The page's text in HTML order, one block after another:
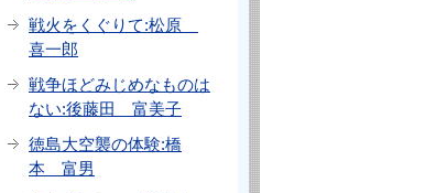
戦火をくぐりて:松原
喜一郎
戦争ほどみじめなものは
ない:後藤田 富美子
徳島大空襲の体験:橋
本 富男